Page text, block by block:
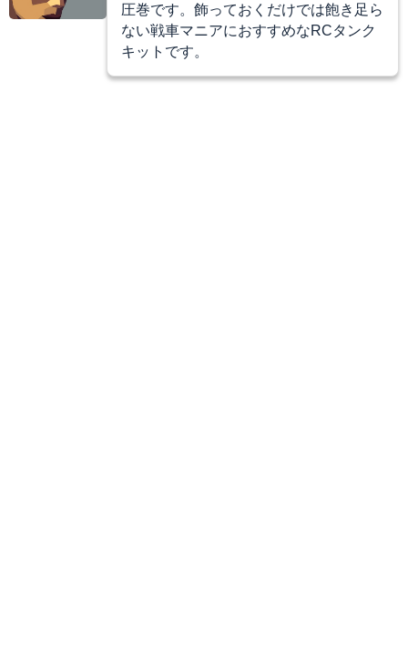
圧巻です。飾っておくだけでは飽き足ら
ない戦車マニアにおすすめなRCタンク
キットです。